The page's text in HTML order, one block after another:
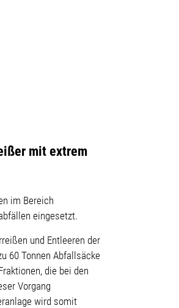
mit extrem
im Bereich
eingesetzt.
und Entleeren der
60 Tonnen Abfallsäcke
die bei den
Vorgang
wird somit